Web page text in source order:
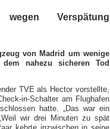
Verspätung
von Madrid um wenige
nahezu sicheren Tod
TVE als Hector vorstellte,
in-Schalter am Flughafen
hatte. „Das war ein
wir drei Minuten zu spät